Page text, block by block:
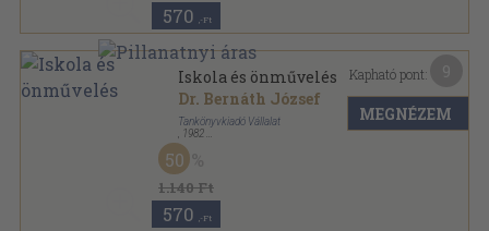
570 ,-Ft
Iskola és önművelés
Dr. Bernáth József
Tankönyvkiadó Vállalat
1982
Ragasztott papírkötés
Korszerű nevelés sorozat
1.140 Ft
50
570 ,-Ft
Kapható pont:
MEGNÉZEM